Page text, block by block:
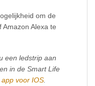
om de
Alexa te
een ledstrip aan
in de Smart Life
voor IOS